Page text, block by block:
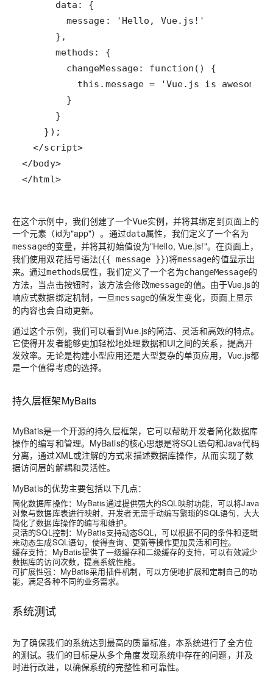
</body>
</html>
在这个示例中，我们创建了一个Vue实例，并将其绑定到页面上的
一个元素（id为"app"）。通过data属性，我们定义了一个名为
message的变量，并将其初始值设为"Hello, Vue.js!"。在页面上，
我们使用双花括号语法({{ message }})将message的值显示出
来。通过methods属性，我们定义了一个名为changeMessage的
方法，当点击按钮时，该方法会修改message的值。由于Vue.js的
响应式数据绑定机制，一旦message的值发生变化，页面上显示
的内容也会自动更新。
通过这个示例，我们可以看到Vue.js的简洁、灵活和高效的特点。
它使得开发者能够更加轻松地处理数据和UI之间的关系，提高开
发效率。无论是构建小型应用还是大型复杂的单页应用，Vue.js都
是一个值得考虑的选择。
持久层框架MyBaits
MyBatis是一个开源的持久层框架，它可以帮助开发者简化数据库
操作的编写和管理。MyBatis的核心思想是将SQL语句和Java代码
分离，通过XML或注解的方式来描述数据库操作，从而实现了数
据访问层的解耦和灵活性。
MyBatis的优势主要包括以下几点：
简化数据库操作：MyBatis通过提供强大的SQL映射功能，可以将Java
对象与数据库表进行映射，开发者无需手动编写繁琐的SQL语句，大大
简化了数据库操作的编写和维护。
灵活的SQL控制：MyBatis支持动态SQL，可以根据不同的条件和逻辑
来动态生成SQL语句，使得查询、更新等操作更加灵活和可控。
缓存支持：MyBatis提供了一级缓存和二级缓存的支持，可以有效减少
数据库的访问次数，提高系统性能。
可扩展性强：MyBatis采用插件机制，可以方便地扩展和定制自己的功
能，满足各种不同的业务需求。
系统测试
为了确保我们的系统达到最高的质量标准，本系统进行了全方位
的测试。我们的目标是从多个角度发现系统中存在的问题，并及
时进行改进，以确保系统的完整性和可靠性。